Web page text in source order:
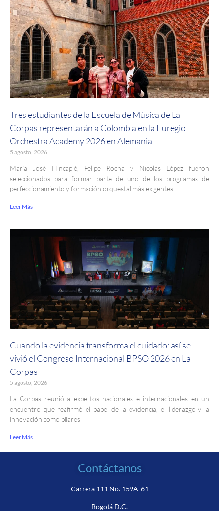
Tres estudiantes de la Escuela de Música de La
Corpas representarán a Colombia en la Euregio
Orchestra Academy 2026 en Alemania
5 agosto, 2026
María José Hincapié, Felipe Rocha y Nicolás López fueron
seleccionados para formar parte de uno de los programas de
perfeccionamiento y formación orquestal más exigentes
Leer Más
Cuando la evidencia transforma el cuidado: así se
vivió el Congreso Internacional BPSO 2026 en La
Corpas
5 agosto, 2026
La Corpas reunió a expertos nacionales e internacionales en un
encuentro que reafirmó el papel de la evidencia, el liderazgo y la
innovación como pilares
Leer Más
Contáctanos
Carrera 111 No. 159A-61
Bogotá D.C.